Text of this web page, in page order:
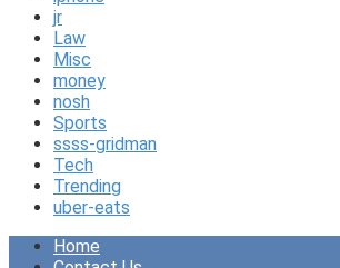
jr
Law
Misc
money
nosh
Sports
ssss-gridman
Tech
Trending
uber-eats
Home